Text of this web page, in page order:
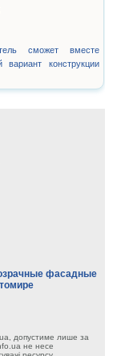
сможет вместе
вариант конструкции
фасадные
допустиме лише за
не несе